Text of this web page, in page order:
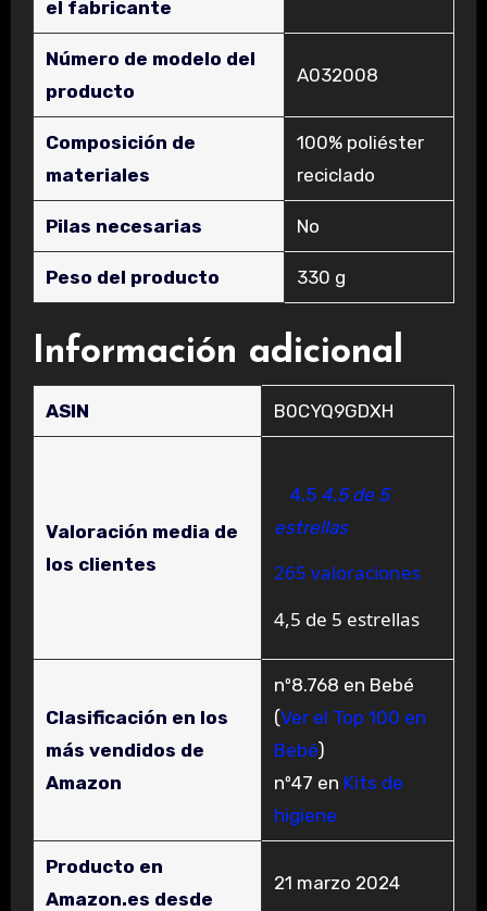
el fabricante
Número de modelo del
producto
‎A032008
Composición de
materiales
‎100% poliéster
reciclado
Pilas necesarias ‎No
Peso del producto ‎330 g
Información adicional
ASIN B0CYQ9GDXH
Valoración media de
los clientes
4,5 4,5 de 5
estrellas
265 valoraciones
4,5 de 5 estrellas
Clasificación en los
más vendidos de
Amazon
nº8.768 en Bebé
(Ver el Top 100 en
Bebé)
nº47 en Kits de
higiene
Producto en
Amazon.es desde
21 marzo 2024